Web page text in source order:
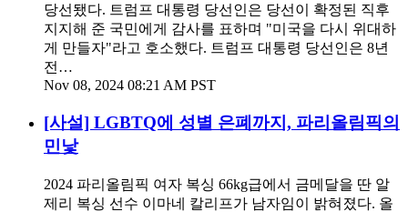
당선됐다. 트럼프 대통령 당선인은 당선이 확정된 직후
지지해 준 국민에게 감사를 표하며 "미국을 다시 위대하
게 만들자"라고 호소했다. 트럼프 대통령 당선인은 8년
전…
Nov 08, 2024 08:21 AM PST
[사설] LGBTQ에 성별 은폐까지, 파리올림픽의
민낯
2024 파리올림픽 여자 복싱 66kg급에서 금메달을 딴 알
제리 복싱 선수 이마네 칼리프가 남자임이 밝혀졌다. 올